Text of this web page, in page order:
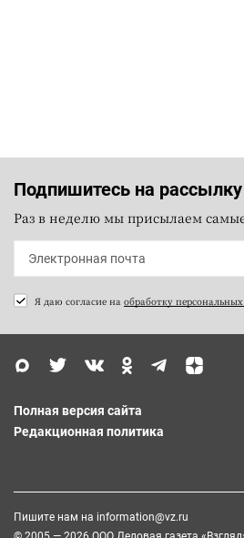
Подпишитесь на рассылку
Раз в неделю мы присылаем
Я даю согласие на обработку
Полная версия сайта
Редакционная политика
Пишите нам на information@vz.ru